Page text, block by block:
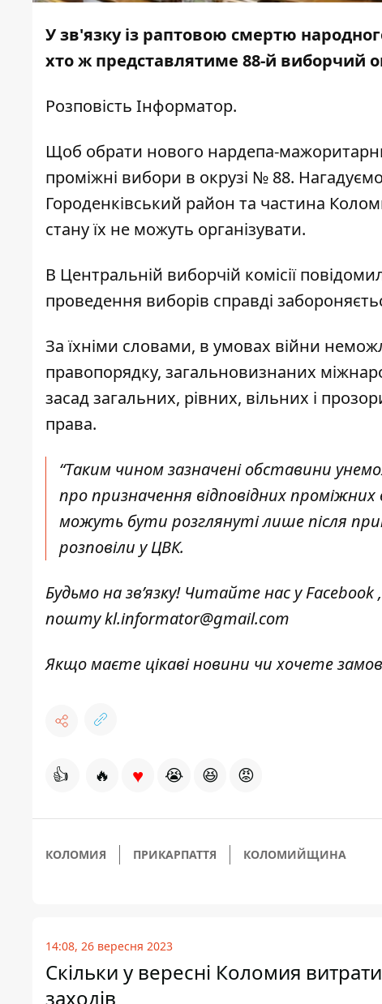
У зв'язку із раптовою смертю
хто ж представлятиме 88-й виборчий
Розповість Інформатор.
Щоб обрати нового нардепа-
проміжні вибори в окрузі № 88.
Городенківський район та частина
стану їх не можуть організувати.
В Центральній виборчій комісії
проведення виборів справді
За їхніми словами, в умовах війни
правопорядку, загальновизнаних
засад загальних, рівних, вільних і
права.
“Таким чином зазначені обставини
про призначення відповідних
можуть бути розглянуті лише після
розповіли у ЦВК.
Будьмо на зв’язку! Читайте нас уFacebook,
поштуkl.informator@gmail.com
Якщо маєте цікаві новини чи хочете
👍 🔥 ♥ 😭 😆 😡
КОЛОМИЯ ПРИКАРПАТТЯ КОЛОМИЙЩИНА
14:08, 26 вересня 2023
Скільки у вересні Коломия
заходів